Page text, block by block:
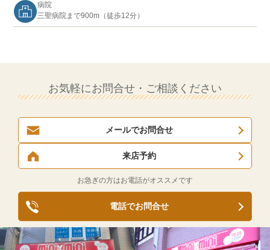
病院
三聖病院まで900m（徒歩12分）
お気軽にお問合せ・ご相談ください
メールでお問合せ
来店予約
お急ぎの方はお電話がオススメです
電話でお問合せ